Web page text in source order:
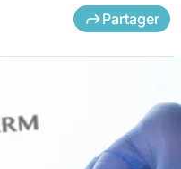
Partager